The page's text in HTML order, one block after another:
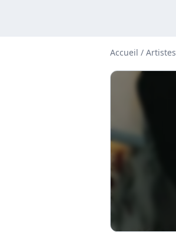
Accueil / Artistes